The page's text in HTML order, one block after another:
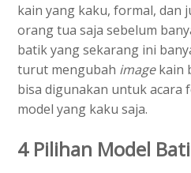
kain yang kaku, formal, dan
orang tua saja sebelum
batik yang sekarang ini
turut mengubah imagekain
bisa digunakan untuk acara
model yang kaku saja.
4 Pilihan Model